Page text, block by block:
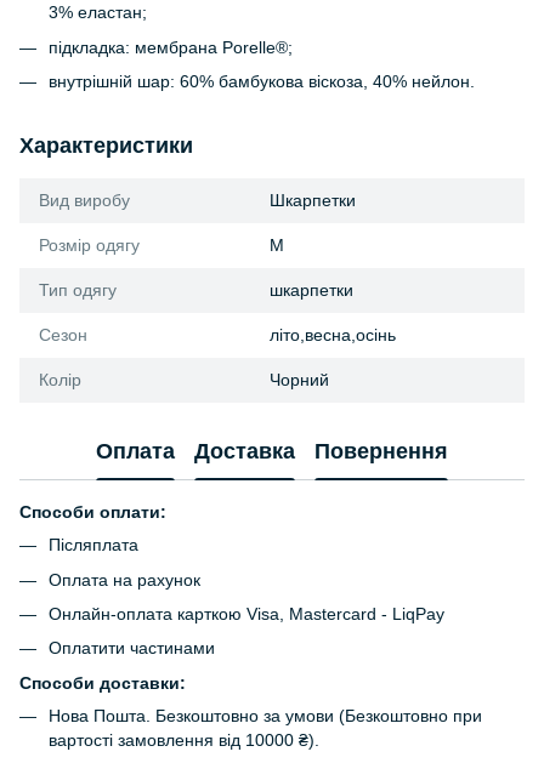
3% еластан;
підкладка: мембрана Porelle®;
внутрішній шар: 60% бамбукова віскоза, 40% нейлон.
Характеристики
Вид виробу Шкарпетки
Розмір одягу M
Тип одягу шкарпетки
Сезон літо,весна,осінь
Колір Чорний
Оплата Доставка Повернення
Способи оплати:
Післяплата
Оплата на рахунок
Онлайн-оплата карткою Visa, Mastercard - LiqPay
Оплатити частинами
Способи доставки:
Нова Пошта. Безкоштовно за умови (Безкоштовно при
вартості замовлення від 10000 ₴).